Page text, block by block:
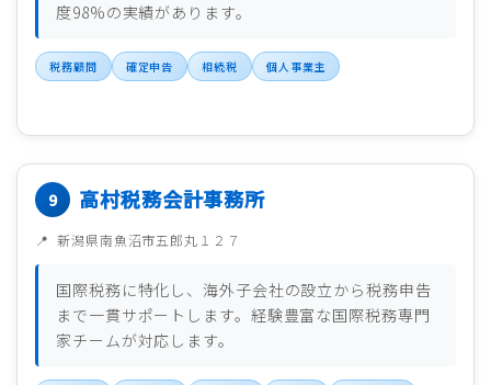
度98%の実績があります。
税務顧問 確定申告 相続税 個人事業主
高村税務会計事務所
新潟県南魚沼市五郎丸１２７
国際税務に特化し、海外子会社の設立から税務申告
まで一貫サポートします。経験豊富な国際税務専門
家チームが対応します。